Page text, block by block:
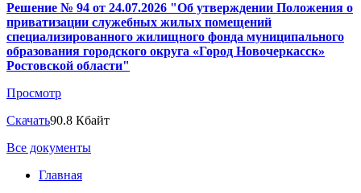
Решение № 94 от 24.07.2026 "Об утверждении Положения о
приватизации служебных жилых помещений
специализированного жилищного фонда муниципального
образования городского округа «Город Новочеркасск»
Ростовской области"
Просмотр
Скачать90.8 Кбайт
Все документы
Главная